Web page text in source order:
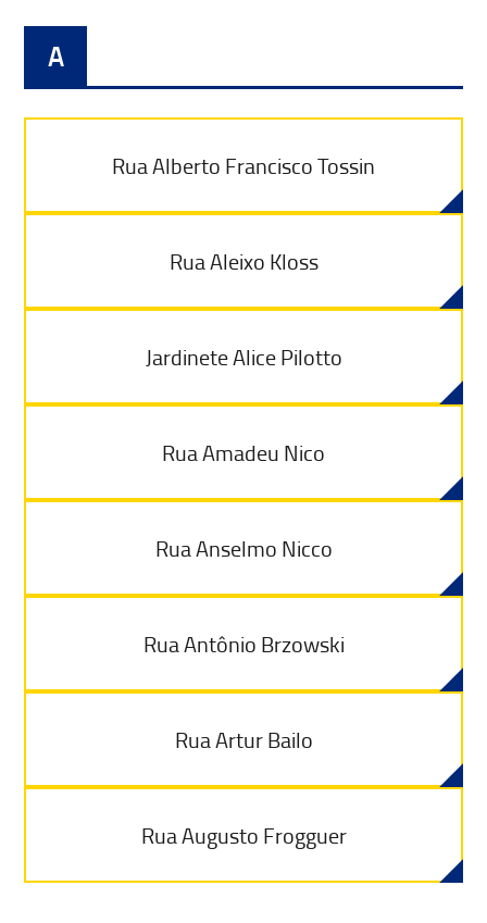
A
Rua Alberto Francisco Tossin
Rua Aleixo Kloss
Jardinete Alice Pilotto
Rua Amadeu Nico
Rua Anselmo Nicco
Rua Antônio Brzowski
Rua Artur Bailo
Rua Augusto Frogguer